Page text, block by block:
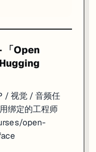
「Open
/ 视觉 / 音频任
绑定的工程师
open-